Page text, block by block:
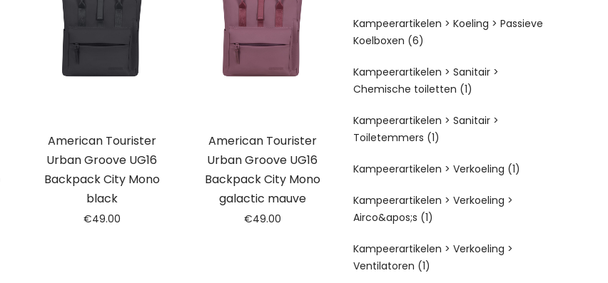
American Tourister
Urban Groove UG16
Backpack City Mono
black
€49.00
American Tourister
Urban Groove UG16
Backpack City Mono
galactic mauve
€49.00
Kampeerartikelen > Koeling > Passieve
Koelboxen (6)
Kampeerartikelen > Sanitair >
Chemische toiletten (1)
Kampeerartikelen > Sanitair >
Toiletemmers (1)
Kampeerartikelen > Verkoeling (1)
Kampeerartikelen > Verkoeling >
Airco&apos;s (1)
Kampeerartikelen > Verkoeling >
Ventilatoren (1)